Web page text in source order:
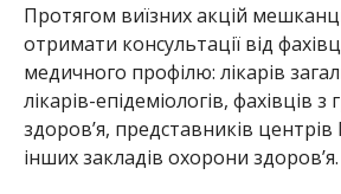
Протягом виїзних акцій
отримати консультації від
медичного профілю: лікарів
лікарів-епідеміологів, фахівців
здоров’я, представників
інших закладів охорони здоровʼя.